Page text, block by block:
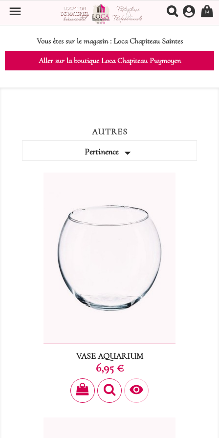
Vous êtes sur le magasin :Loca Chapiteau Saintes
Aller sur la boutique Loca Chapiteau Puymoyen
 (0)
AUTRES
Pertinence 
VASE AQUARIUM
Prix
6,95 €
